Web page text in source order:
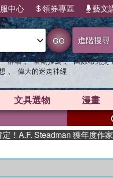
中心 領券專區 藝文
GO 進階搜尋
群喵 、 暑期推薦 、 國際布克獎
、 偉大的迷走神經
文具選物 漫畫
A.F. Steadman 獲年度作家